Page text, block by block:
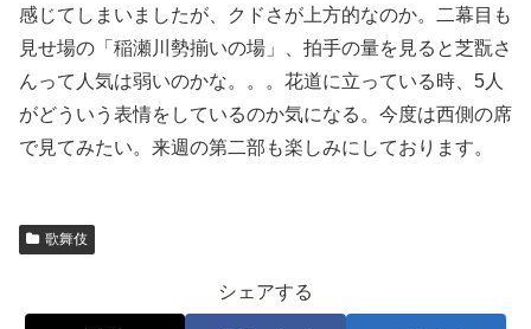
感じてしまいましたが、クドさが上方的なのか。二幕目も
見せ場の「稲瀬川勢揃いの場」、拍手の量を見ると芝翫さ
んって人気は弱いのかな。。。花道に立っている時、5人
がどういう表情をしているのか気になる。今度は西側の席
で見てみたい。来週の第二部も楽しみにしております。
歌舞伎
シェアする